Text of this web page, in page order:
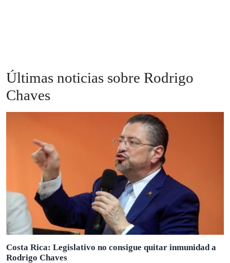
Últimas noticias sobre Rodrigo
Chaves
Costa Rica: Legislativo no consigue quitar inmunidad a
Rodrigo Chaves